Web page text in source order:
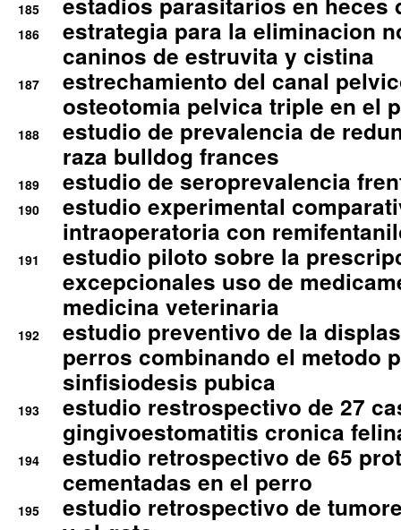
185
186
estrategia para la eliminacion
caninos de estruvita y cistina
187
estrechamiento del canal
osteotomia pelvica triple en el
188
estudio de prevalencia de
raza bulldog frances
189 estudio de seroprevalencia
190
estudio experimental
intraoperatoria con
191
estudio piloto sobre la
excepcionales uso de
medicina veterinaria
192
estudio preventivo de la
perros combinando el metodo
sinfisiodesis pubica
193
estudio restrospectivo de 27
gingivoestomatitis cronica
194
estudio retrospectivo de 65
cementadas en el perro
195
estudio retrospectivo de